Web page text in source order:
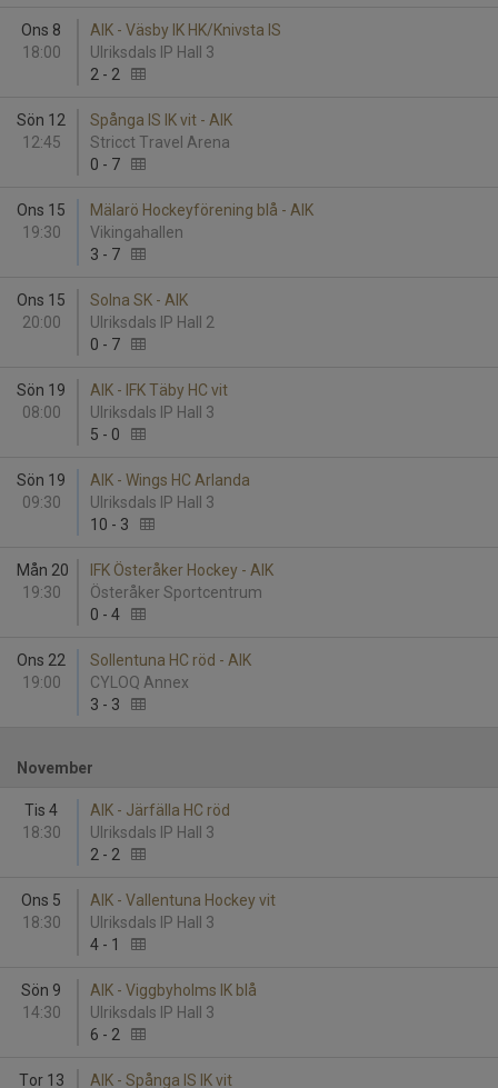
Ons 8
18:00
AIK - Väsby IK HK/Knivsta IS
Ulriksdals IP Hall 3
2 - 2
Sön 12
12:45
Spånga IS IK vit - AIK
Stricct Travel Arena
0 - 7
Ons 15
19:30
Mälarö Hockeyförening blå - AIK
Vikingahallen
3 - 7
Ons 15
20:00
Solna SK - AIK
Ulriksdals IP Hall 2
0 - 7
Sön 19
08:00
AIK - IFK Täby HC vit
Ulriksdals IP Hall 3
5 - 0
Sön 19
09:30
AIK - Wings HC Arlanda
Ulriksdals IP Hall 3
10 - 3
Mån 20
19:30
IFK Österåker Hockey - AIK
Österåker Sportcentrum
0 - 4
Ons 22
19:00
Sollentuna HC röd - AIK
CYLOQ Annex
3 - 3
November
Tis 4
18:30
AIK - Järfälla HC röd
Ulriksdals IP Hall 3
2 - 2
Ons 5
18:30
AIK - Vallentuna Hockey vit
Ulriksdals IP Hall 3
4 - 1
Sön 9
14:30
AIK - Viggbyholms IK blå
Ulriksdals IP Hall 3
6 - 2
Tor 13 AIK - Spånga IS IK vit